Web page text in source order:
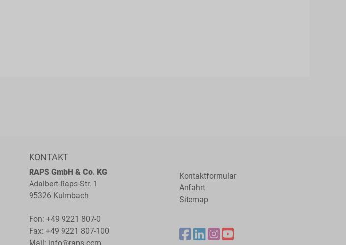
KONTAKT
RAPS GmbH & Co. KG
Adalbert-Raps-Str. 1
95326 Kulmbach
Fon: +49 9221 807-0
Fax: +49 9221 807-100
Mail: info@raps.com
Kontaktformular
Anfahrt
Sitemap